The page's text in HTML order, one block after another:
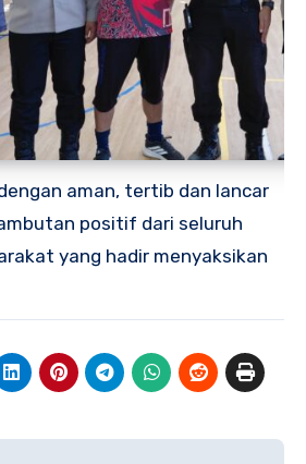
aman, tertib dan lancar
positif dari seluruh
yang hadir menyaksikan